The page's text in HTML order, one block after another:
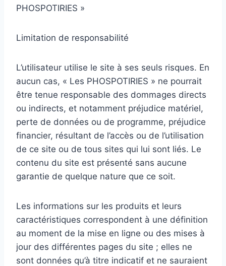
PHOSPOTIRIES »
Limitation de responsabilité
L’utilisateur utilise le site à ses seuls risques. En
aucun cas, « Les PHOSPOTIRIES » ne pourrait
être tenue responsable des dommages directs
ou indirects, et notamment préjudice matériel,
perte de données ou de programme, préjudice
financier, résultant de l’accès ou de l’utilisation
de ce site ou de tous sites qui lui sont liés. Le
contenu du site est présenté sans aucune
garantie de quelque nature que ce soit.
Les informations sur les produits et leurs
caractéristiques correspondent à une définition
au moment de la mise en ligne ou des mises à
jour des différentes pages du site ; elles ne
sont données qu’à titre indicatif et ne sauraient